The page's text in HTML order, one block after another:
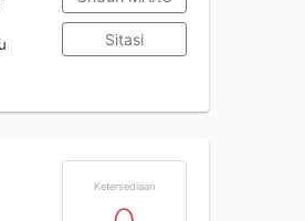
Sitasi
Ketersediaan